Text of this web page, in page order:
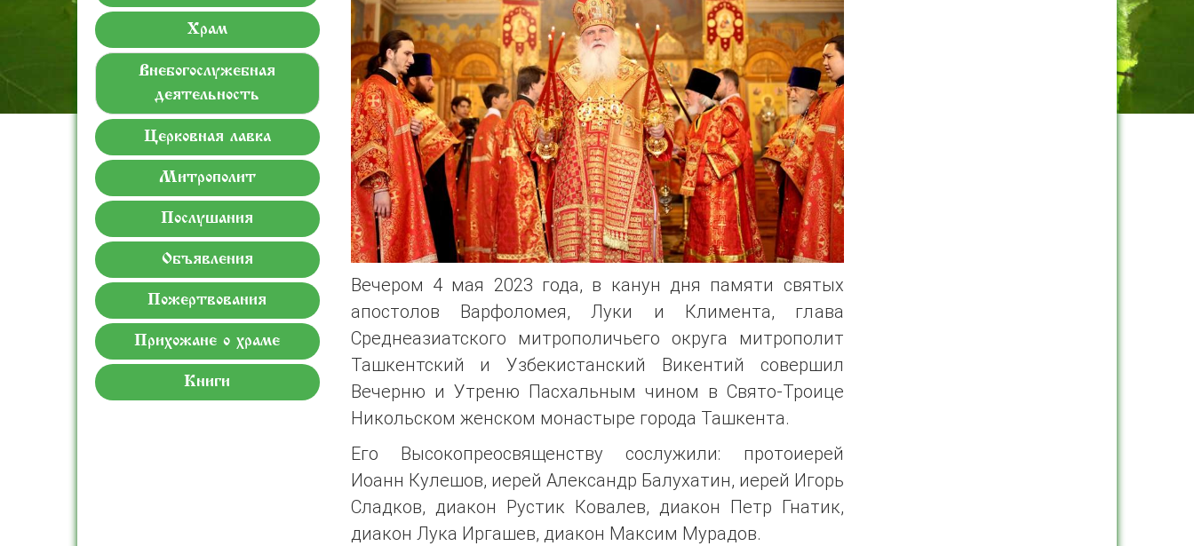
Храм
Внебогослужебная
деятельность
Церковная лавка
Митрополит
Послушания
Объявления
Пожертвования
Прихожане о храме
Книги
Вечером 4 мая 2023 года, в канун дня памяти святых
апостолов Варфоломея, Луки и Климента, глава
Среднеазиатского митрополичьего округа митрополит
Ташкентский и Узбекистанский Викентий совершил
Вечерню и Утреню Пасхальным чином в Свято-Троице
Никольском женском монастыре города Ташкента.
Его Высокопреосвященству сослужили: протоиерей
Иоанн Кулешов, иерей Александр Балухатин, иерей Игорь
Сладков, диакон Рустик Ковалев, диакон Петр Гнатик,
диакон Лука Иргашев, диакон Максим Мурадов.